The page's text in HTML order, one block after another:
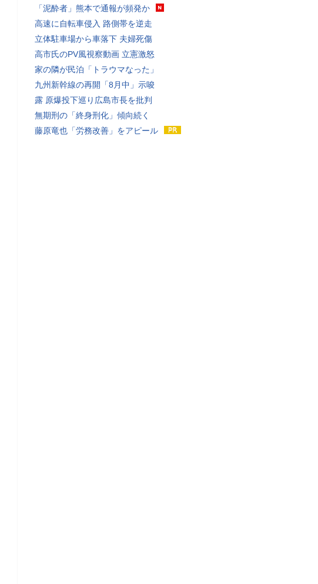
「泥酔者」熊本で通報が頻発か
高速に自転車侵入 路側帯を逆走
立体駐車場から車落下 夫婦死傷
高市氏のPV風視察動画 立憲激怒
家の隣が民泊「トラウマなった」
九州新幹線の再開「8月中」示唆
露 原爆投下巡り広島市長を批判
無期刑の「終身刑化」傾向続く
藤原竜也「労務改善」をアピール